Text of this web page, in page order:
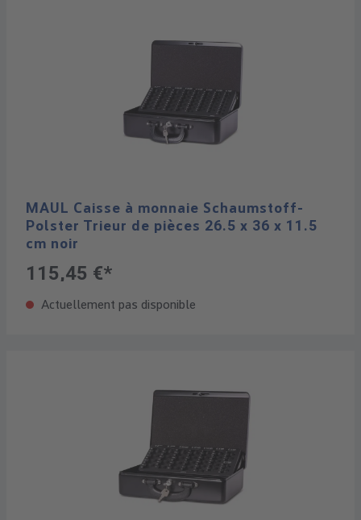
MAUL Caisse à monnaie Schaumstoff-
Polster Trieur de pièces 26.5 x 36 x 11.5
cm noir
115,45 €*
Actuellement pas disponible